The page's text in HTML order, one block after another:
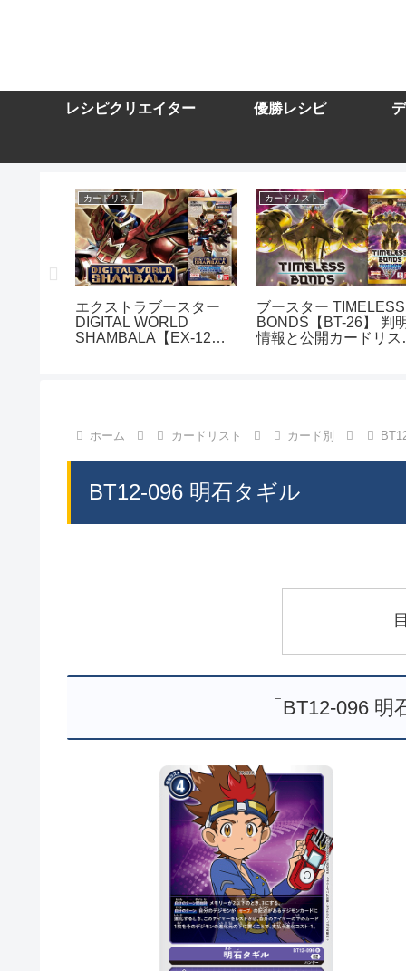
レシピクリエイター 優勝レシピ
カードリスト
エクストラブースター
DIGITAL WORLD
SHAMBALA【EX-12】
カードリスト
ブースター TIMELESS
BONDS【BT-26】 判
情報と公開カードリス
ホーム カードリスト カード別
BT12-096 明石タギル
「BT12-096